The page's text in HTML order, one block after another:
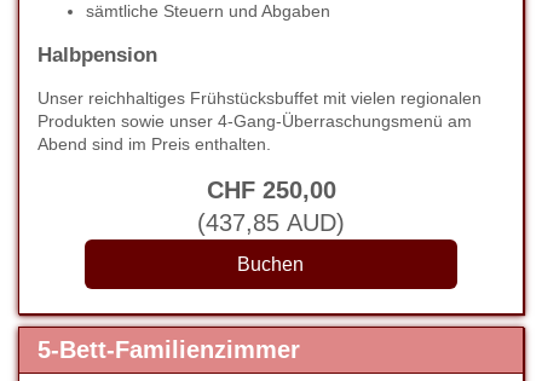
sämtliche Steuern und Abgaben
Halbpension
Unser reichhaltiges Frühstücksbuffet mit vielen regionalen
Produkten sowie unser 4-Gang-Überraschungsmenü am
Abend sind im Preis enthalten.
CHF 250,00
(437,85 AUD)
5-Bett-Familienzimmer